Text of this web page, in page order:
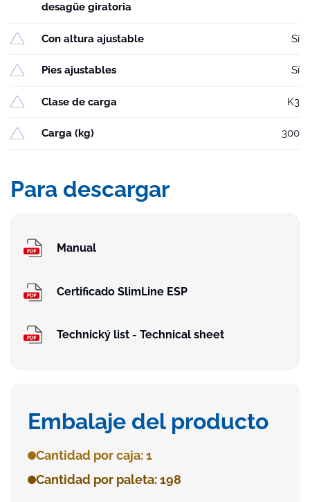
desagüe giratoria
Con altura ajustable Sí
Pies ajustables Sí
Clase de carga K3
Carga (kg) 300
Para descargar
Manual
Certificado SlimLine ESP
Technický list - Technical sheet
Embalaje del producto
Cantidad por caja: 1
Cantidad por paleta: 198